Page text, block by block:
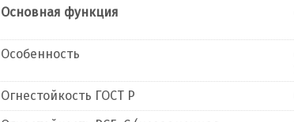
Основная функция
Особенность
Огнестойкость ГОСТ Р